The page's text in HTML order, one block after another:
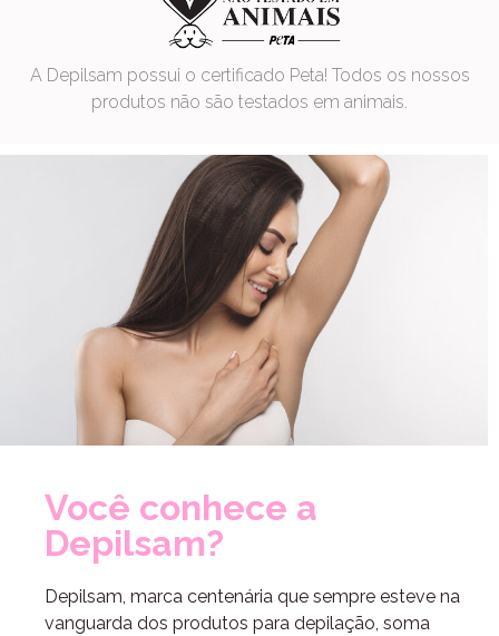
A Depilsam possui o certificado Peta! Todos os nossos
produtos não são testados em animais.
Você conhece a
Depilsam?
Depilsam, marca centenária que sempre esteve na
vanguarda dos produtos para depilação, soma